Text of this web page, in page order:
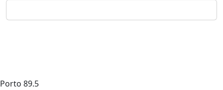
Porto 89.5